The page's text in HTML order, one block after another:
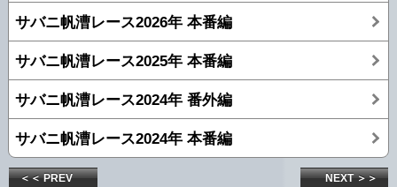
サバニ帆漕レース2026年 本番編
サバニ帆漕レース2025年 本番編
サバニ帆漕レース2024年 番外編
サバニ帆漕レース2024年 本番編
＜＜ PREV NEXT ＞＞